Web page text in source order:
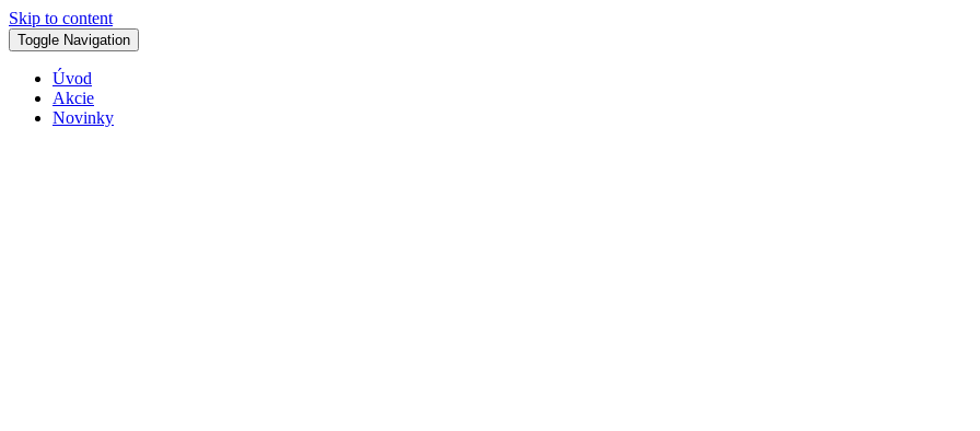
Skip to content
Toggle Navigation
Úvod
Akcie
Novinky